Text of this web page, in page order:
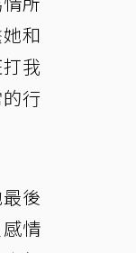
和
我
行
後
情